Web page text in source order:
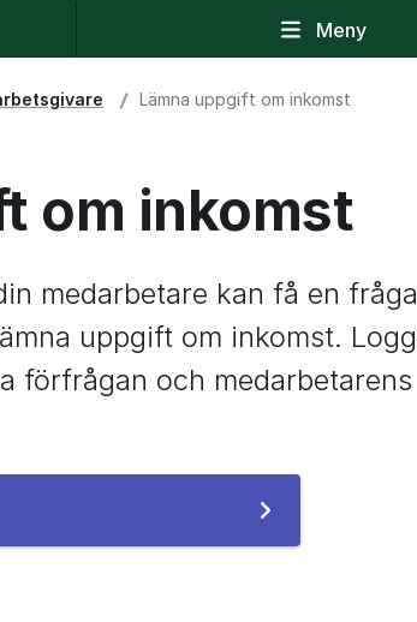
Meny
Lämna uppgift om inkomst
om inkomst
medarbetare kan få en
uppgift om inkomst.
förfrågan och medarbetarens